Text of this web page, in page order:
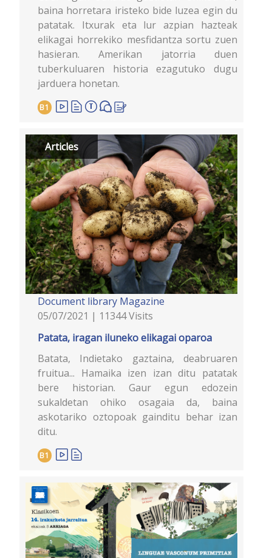
baina horretara iristeko bide luzea egin du
patatak. Itxurak eta lur azpian hazteak
elikagai horrekiko mesfidantza sortu zuen
hasieran. Amerikan jatorria duen
tuberkuluaren historia ezagutuko dugu
jarduera honetan.
B1
Articles
Document library Magazine
05/07/2021 | 11344 Visits
Patata, iragan iluneko elikagai oparoa
Batata, Indietako gaztaina, deabruaren
fruitua... Hamaika izen izan ditu patatak
bere historian. Gaur egun edozein
sukaldetan ohiko osagaia da, baina
askotariko oztopoak gainditu behar izan
ditu.
B1